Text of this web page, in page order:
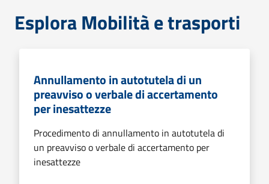
Esplora Mobilità e trasporti
Annullamento in autotutela di un
preavviso o verbale di accertamento
per inesattezze
Procedimento di annullamento in autotutela di
un preavviso o verbale di accertamento per
inesattezze